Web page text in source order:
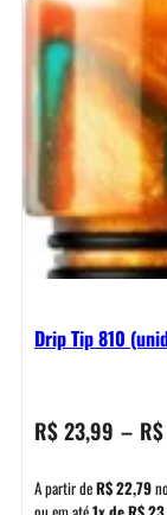
Drip Tip 810
R$23,99 – R$
A partir deR$22,79